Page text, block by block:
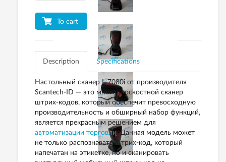
To cart
Description Specifications
Настольный сканер L-7080i от производителя
Scantech-ID — это многоплоскостной сканер
штрих-кодов, который обеспечит превосходную
производительность и обширный набор функций,
является прекрасным решением для
автоматизации торговли. Данная модель может
не только распознавать штрих-код, который
напечатан на этикетке, но и сканировать